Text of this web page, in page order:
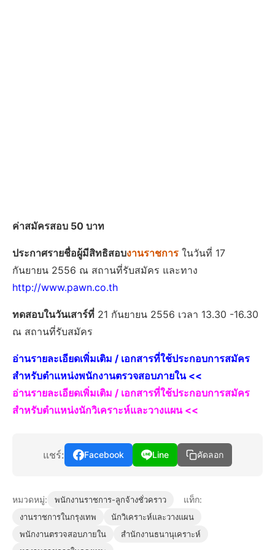
ค่าสมัครสอบ 50 บาท
ประกาศรายชื่อผู้มีสิทธิสอบงานราชการ ในวันที่ 17
กันยายน 2556 ณ สถานที่รับสมัคร และทาง
http://www.pawn.co.th
ทดสอบในวันเสาร์ที่ 21 กันยายน 2556 เวลา 13.30 -16.30
ณ สถานที่รับสมัคร
อ่านรายละเอียดเพิ่มเติม / เอกสารที่ใช้ประกอบการสมัคร
สำหรับตำแหน่งพนักงานตรวจสอบภายใน <<
อ่านรายละเอียดเพิ่มเติม / เอกสารที่ใช้ประกอบการสมัคร
สำหรับตำแหน่งนักวิเคราะห์และวางแผน<<
แชร์: Facebook Line คัดลอก
หมวดหมู่: พนักงานราชการ-ลูกจ้างชั่วคราว แท็ก:
งานราชการในกรุงเทพ
นักวิเคราะห์และวางแผน
พนักงานตรวจสอบภายใน
สำนักงานธนานุเคราะห์